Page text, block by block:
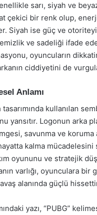
sarı, siyah ve
çekici bir renk olup,
Siyah ise güç ve
ve sadeliği ifade
oyuncuların
ciddiyetini de
Anlamı
kullanılan
yansıtır. Logonun arka
savunma ve koruma
kalma
oyununu ve stratejik
varlığı, oyunculara bir
alanında güçlü
yazı, “PUBG”